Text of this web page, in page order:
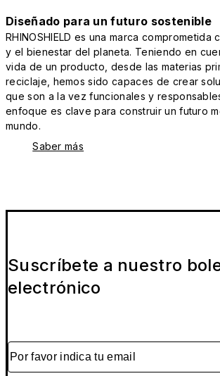
Diseñado para un futuro sostenible
RHINOSHIELD es una marca comprometida
y el bienestar del planeta. Teniendo en
vida de un producto, desde las materias
reciclaje, hemos sido capaces de crear
que son a la vez funcionales y
enfoque es clave para construir un futuro
mundo.
Saber más
Suscríbete a nuestro
electrónico
Por favor indica tu email